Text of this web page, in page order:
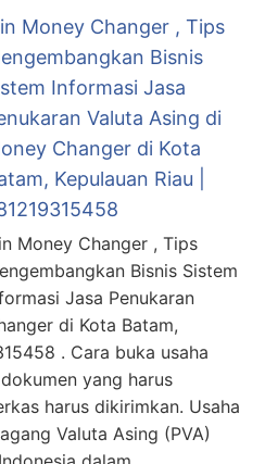
Money Changer , Tips
Bisnis
Informasi Jasa
Valuta Asing di
Changer di Kota
Kepulauan Riau |
Money Changer , Tips
Bisnis Sistem
Jasa Penukaran
di Kota Batam,
. Cara buka usaha
yang harus
harus dikirimkan. Usaha
Valuta Asing (PVA)